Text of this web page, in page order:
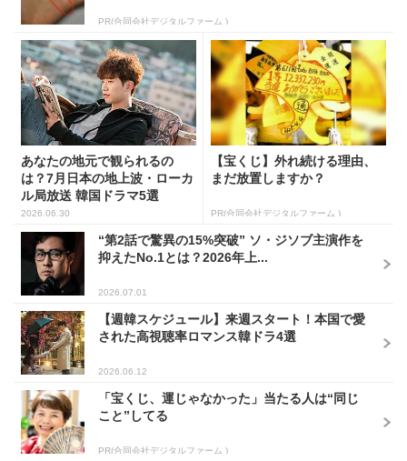
PR(合同会社デジタルファーム )
あなたの地元で観られるの
は？7月日本の地上波・ローカ
ル局放送 韓国ドラマ5選
2026.06.30
【宝くじ】外れ続ける理由、
まだ放置しますか？
PR(合同会社デジタルファーム )
“第2話で驚異の15%突破” ソ・ジソブ主演作を
抑えたNo.1とは？2026年上...
2026.07.01
【週韓スケジュール】来週スタート！本国で愛
された高視聴率ロマンス韓ドラ4選
2026.06.12
「宝くじ、運じゃなかった」当たる人は“同じ
こと”してる
PR(合同会社デジタルファーム )